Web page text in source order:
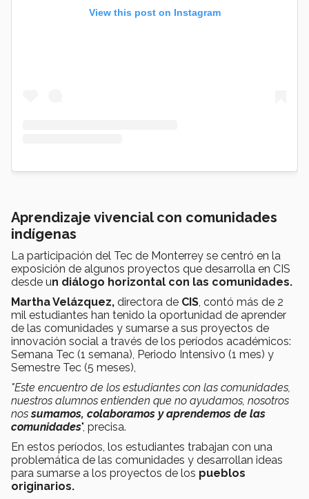
View this post on Instagram
Aprendizaje vivencial con comunidades
indígenas
La participación del Tec de Monterrey se centró en la
exposición de algunos proyectos que desarrolla en CIS
desde un diálogo horizontal con las comunidades.
Martha Velázquez, directora de CIS, contó más de 2
mil estudiantes han tenido la oportunidad de aprender
de las comunidades y sumarse a sus proyectos de
innovación social a través de los períodos académicos:
Semana Tec (1 semana), Periodo Intensivo (1 mes) y
Semestre Tec (5 meses),
"Este encuentro de los estudiantes con las comunidades,
nuestros alumnos entienden que no ayudamos, nosotros
nossumamos, colaboramos y aprendemos de las
comunidades", precisa.
En estos períodos, los estudiantes trabajan con una
problemática de las comunidades y desarrollan ideas
para sumarse a los proyectos de los pueblos
originarios.